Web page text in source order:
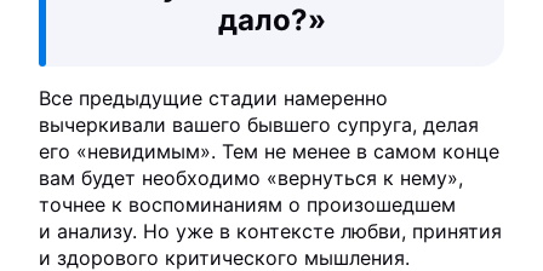
дало?»
Все предыдущие стадии намеренно
вычеркивали вашего бывшего супруга, делая
его «невидимым». Тем не менее в самом конце
вам будет необходимо «вернуться к нему»,
точнее к воспоминаниям о произошедшем
и анализу. Но уже в контексте любви, принятия
и здорового критического мышления.